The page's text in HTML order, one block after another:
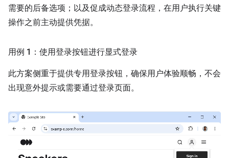
需要的后备选项；以及促成动态登录流程，在用户执行关键
操作之前主动提供凭据。
用例 1：使用登录按钮进行显式登录
此方案侧重于提供专用登录按钮，确保用户体验顺畅，不会
出现意外提示或需要通过登录页面。